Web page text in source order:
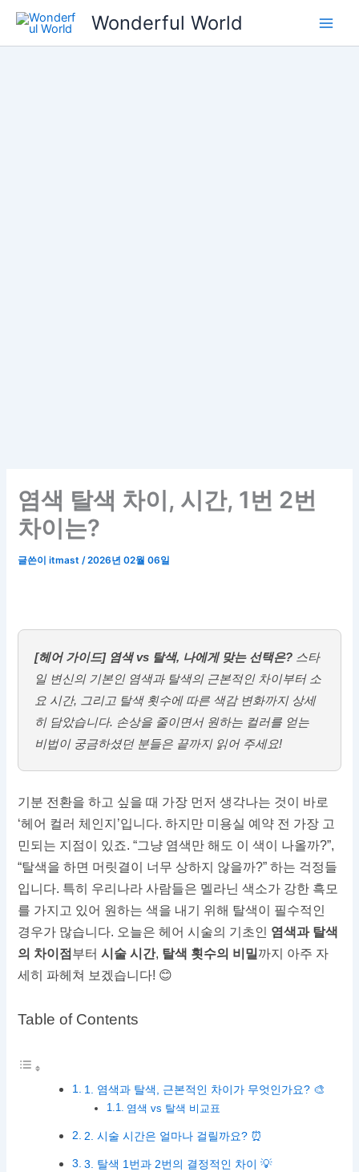
츠
Wonderful World
염색 탈색 차이, 시간, 1번 2번
차이는?
글쓴이itmast/2026년 02월 06일
[헤어 가이드] 염색 vs 탈색, 나에게 맞는 선택은? 스타
일 변신의 기본인 염색과 탈색의 근본적인 차이부터 소
요 시간, 그리고 탈색 횟수에 따른 색감 변화까지 상세
히 담았습니다. 손상을 줄이면서 원하는 컬러를 얻는
비법이 궁금하셨던 분들은 끝까지 읽어 주세요!
기분 전환을 하고 싶을 때 가장 먼저 생각나는 것이 바로
‘헤어 컬러 체인지’입니다. 하지만 미용실 예약 전 가장 고
민되는 지점이 있죠. “그냥 염색만 해도 이 색이 나올까?”,
“탈색을 하면 머릿결이 너무 상하지 않을까?” 하는 걱정들
입니다. 특히 우리나라 사람들은 멜라닌 색소가 강한 흑모
를 가지고 있어 원하는 색을 내기 위해 탈색이 필수적인
경우가 많습니다. 오늘은 헤어 시술의 기초인 염색과 탈색
의 차이점 부터시술 시간, 탈색 횟수의 비밀 까지 아주 자
세히 파헤쳐 보겠습니다! 😊
Table of Contents
1. 염색과 탈색, 근본적인 차이가 무엇인가요? 🎨
염색 vs 탈색 비교표
2. 시술 시간은 얼마나 걸릴까요? ⏰
3. 탈색 1번과 2번의 결정적인 차이 💡